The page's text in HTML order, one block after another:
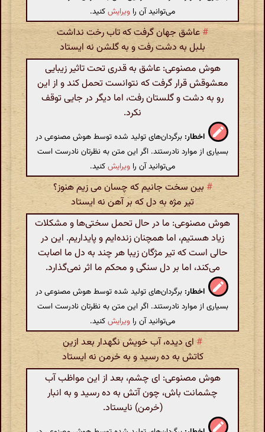
می‌توانید آن را ویرایشکنید.
# عاشق جهان گرفت که تاب رخت نداشت
بلبل به دشت رفت و به گلشن نه ایستاد
هوش مصنوعی: عاشق به قدری تحت تاثیر زیبایی
معشوقش قرار گرفت که نتوانست تحمل کند و از این
رو به دشت و گلستان رفت، اما دیگر در جایی توقف
نکرد.
اخطار: برگردان‌های تولید شده توسط هوش مصنوعی در
بسیاری از موارد نادرستند. اگر این متن به نظرتان نادرست است
می‌توانید آن را ویرایشکنید.
# بین سخت جانیم که چسان می زیم هنوز؟
تیر مژه به دل که بر آهن نه ایستاد
هوش مصنوعی: ما در حال تحمل سختی‌ها و مشکلات
زیاد هستیم، اما همچنان زنده‌ایم و پایداریم. این در
حالی است که تیر مژگان زیبا هر چند به دل ما اصابت
می‌کند، اما بر دل سنگی و محکم ما اثر نمی‌گذارد.
اخطار: برگردان‌های تولید شده توسط هوش مصنوعی در
بسیاری از موارد نادرستند. اگر این متن به نظرتان نادرست است
می‌توانید آن را ویرایشکنید.
# ای دیده، آب خویش نگهدار بعد ازین
کاتش به ده رسید و به خرمن نه ایستاد
هوش مصنوعی: ای چشم، بعد از این مواظب آب
چشمانت باش، چون آتش به ده رسید و به انبار
(خرمن) نایستاد.